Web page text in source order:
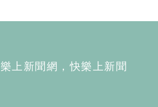
樂上新聞網，快樂上新聞